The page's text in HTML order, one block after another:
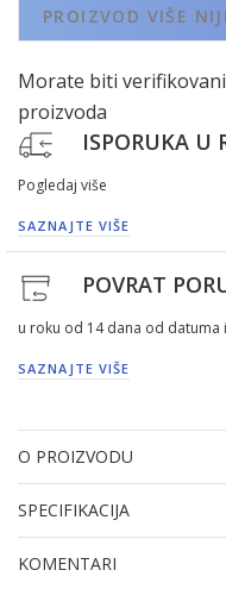
PROIZVOD VIŠE
Morate biti
proizvoda
ISPORUKA U
Pogledaj više
SAZNAJTE VIŠE
POVRAT
u roku od 14 dana od datuma
SAZNAJTE VIŠE
O PROIZVODU
SPECIFIKACIJA
KOMENTARI